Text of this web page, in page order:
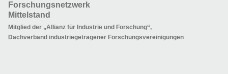
Forschungsnetzwerk
Mittelstand
Mitglied der „Allianz für Industrie und Forschung“,
Dachverband industriegetragener Forschungsvereinigungen